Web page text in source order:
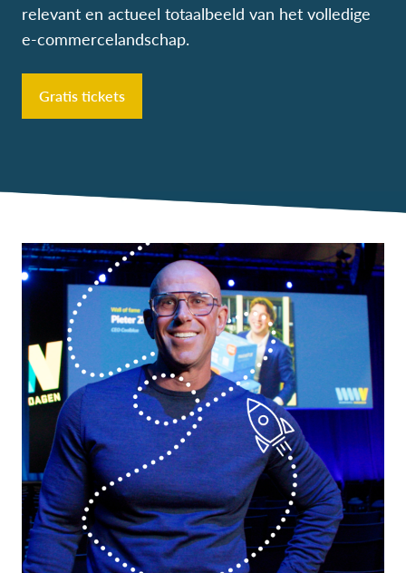
relevant en actueel totaalbeeld van het volledige
e-commercelandschap.
Gratis tickets